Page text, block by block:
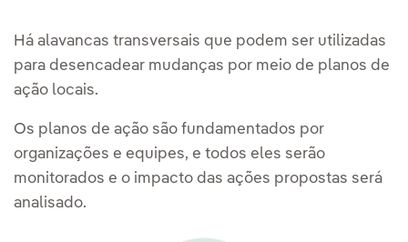
Há alavancas transversais que podem ser utilizadas
para desencadear mudanças por meio de planos de
ação locais.
Os planos de ação são fundamentados por
organizações e equipes, e todos eles serão
monitorados e o impacto das ações propostas será
analisado.